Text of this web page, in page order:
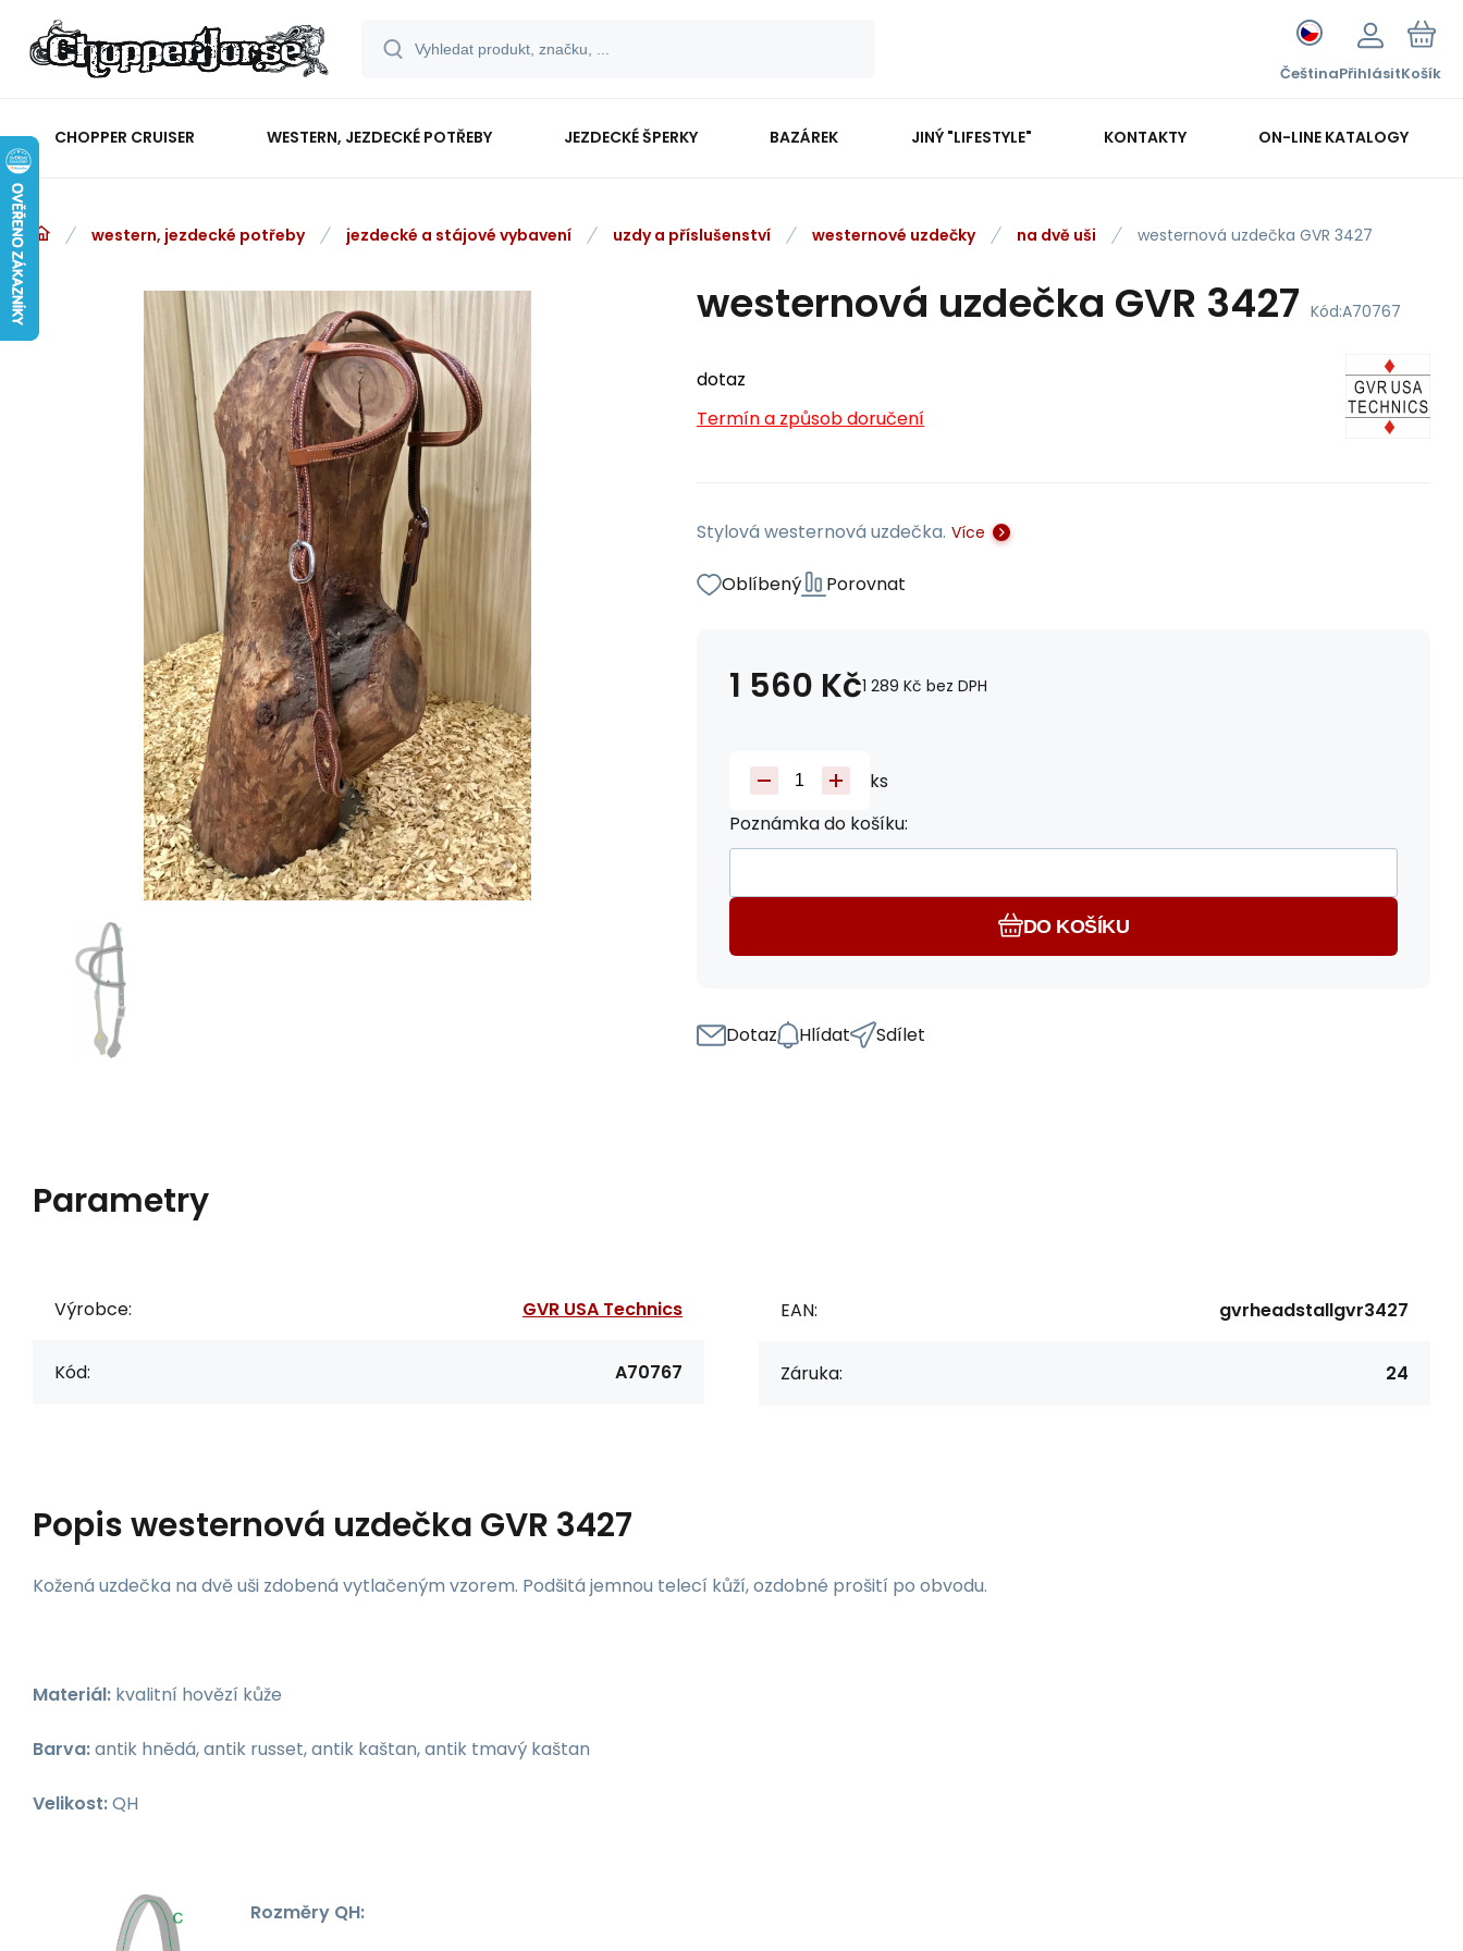
ČeštinaPřihlásitKošík
CHOPPER CRUISER WESTERN, JEZDECKÉ POTŘEBY JEZDECKÉ ŠPERKY BAZÁREK JINÝ "LIFESTYLE" KONTAKTY ON-LINE KATALOGY
western, jezdecké potřeby jezdecké a stájové vybavení uzdy a příslušenství westernové uzdečky na dvě uši westernová uzdečka GVR 3427
westernová uzdečka GVR 3427 Kód:A70767
dotaz
Termín a způsob doručení
Stylová westernová uzdečka. Více
Oblíbený Porovnat
1 560 Kč1 289 Kč bez DPH
ks
Poznámka do košíku:
DO KOŠÍKU
Dotaz Hlídat Sdílet
Parametry
Výrobce: GVR USA Technics
Kód: A70767
EAN: gvrheadstallgvr3427
Záruka: 24
Popiswesternová uzdečka GVR 3427
Kožená uzdečka na dvě uši zdobená vytlačeným vzorem. Podšitá jemnou telecí kůží, ozdobné prošití po obvodu.
Materiál: kvalitní hovězí kůže
Barva:antik hnědá, antik russet, antik kaštan, antik tmavý kaštan
Velikost:QH
Rozměry QH: